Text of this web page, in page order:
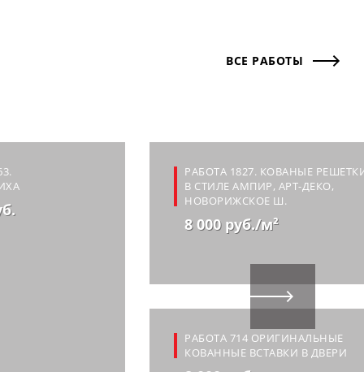
ВСЕ РАБОТЫ
РАБОТА 1827. КОВАНЫЕ
В СТИЛЕ АМПИР, АРТ-ДЕКО,
НОВОРИЖСКОЕ Ш.
8 000 руб./м²
РАБОТА 714 ОРИГИНАЛЬНЫЕ
КОВАННЫЕ ВСТАВКИ В ДВЕРИ